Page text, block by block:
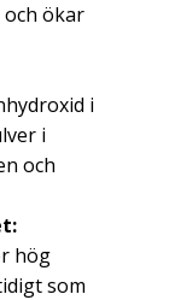
ökar
i
i
och
hög
som